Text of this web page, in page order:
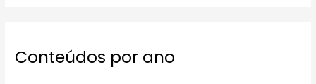
Conteúdos por ano